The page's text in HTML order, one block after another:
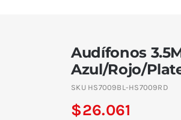
Audífonos
Azul/Rojo/
SKU HS7009BL-HS7009RD
$26.061